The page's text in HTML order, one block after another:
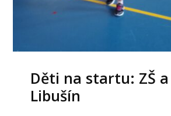
Děti na startu: ZŠ a
Libušín